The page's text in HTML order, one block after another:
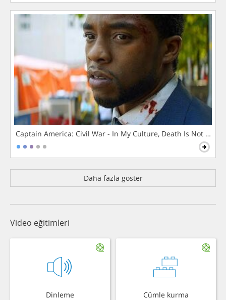
Captain America: Civil War - In My Culture, Death Is Not The
Daha fazla göster
Video eğitimleri
Dinleme Cümle kurma